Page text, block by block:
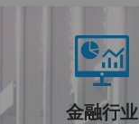
金融行业